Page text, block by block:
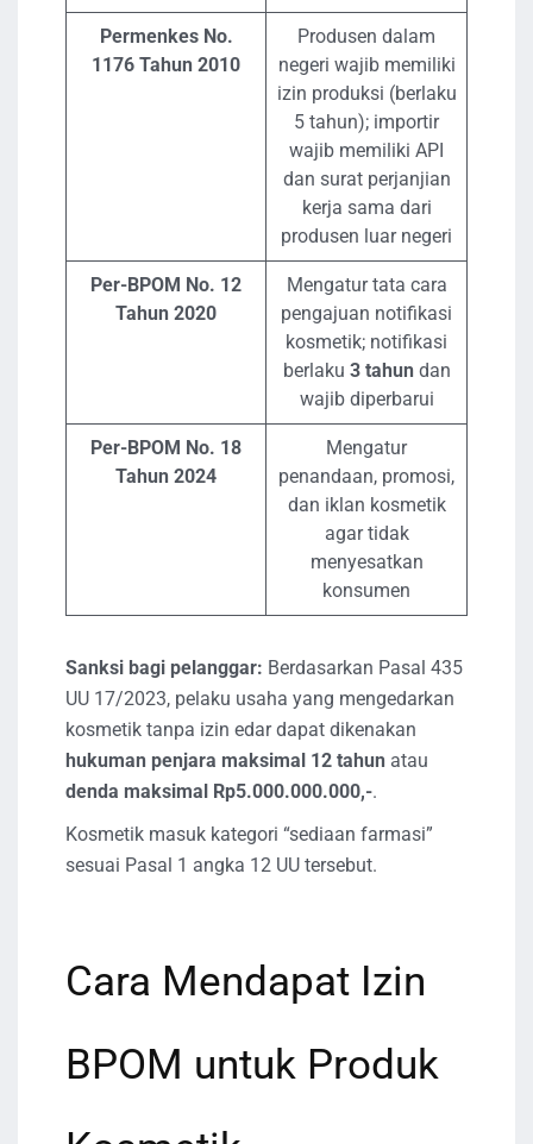
Permenkes No.
1176 Tahun 2010
Produsen dalam
negeri wajib memiliki
izin produksi (berlaku
5 tahun); importir
wajib memiliki API
dan surat perjanjian
kerja sama dari
produsen luar negeri
Per-BPOM No. 12
Tahun 2020
Mengatur tata cara
pengajuan notifikasi
kosmetik; notifikasi
berlaku 3 tahundan
wajib diperbarui
Per-BPOM No. 18
Tahun 2024
Mengatur
penandaan, promosi,
dan iklan kosmetik
agar tidak
menyesatkan
konsumen
Sanksi bagi pelanggar: Berdasarkan Pasal 435
UU 17/2023, pelaku usaha yang mengedarkan
kosmetik tanpa izin edar dapat dikenakan
hukuman penjara maksimal 12 tahun atau
denda maksimal Rp5.000.000.000,-.
Kosmetik masuk kategori “sediaan farmasi”
sesuai Pasal 1 angka 12 UU tersebut.
Cara Mendapat Izin
BPOM untuk Produk